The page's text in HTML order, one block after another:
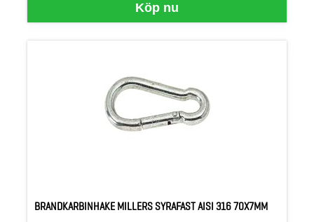
Köp nu
BRANDKARBINHAKE MILLERS SYRAFAST AISI 316 70X7MM